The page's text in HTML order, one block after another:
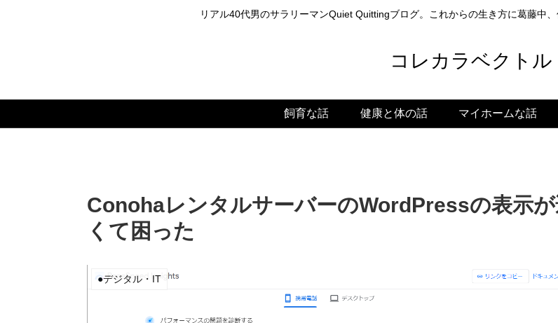
リアル40代男のサラリーマンQuiet Quittingブログ。これからの生き方に葛藤中
コレカラベクトル
飼育な話 健康と体の話 マイホームな話
ConohaレンタルサーバーのWordPressの表示
くて困った
●デジタル・IT